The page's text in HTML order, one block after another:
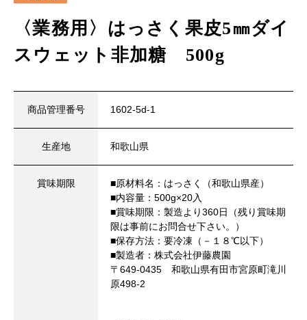
〈業務用〉はっさく果皮5㎜ダイ
スウェット非加糖 500g
商品管理番号 1602-5d-1
生産地 和歌山県
賞味期限
■原材料名：はっさく（和歌山県産）
■内容量：500g×20入
■賞味期限：製造より360日（残り賞味期
限は事前にお問合せ下さい。）
■保存方法：要冷凍（－１８℃以下）
■製造者：株式会社伊藤農園
〒649-0435 和歌山県有田市宮原町滝川
原498-2